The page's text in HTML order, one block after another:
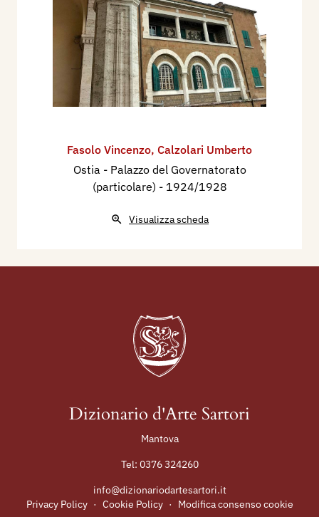
Fasolo Vincenzo, Calzolari Umberto
Ostia - Palazzo del Governatorato
(particolare) - 1924/1928
Visualizza scheda
Dizionario d'Arte Sartori
Mantova
Tel: 0376 324260
info@dizionariodartesartori.it
Privacy Policy · Cookie Policy · Modifica consenso cookie